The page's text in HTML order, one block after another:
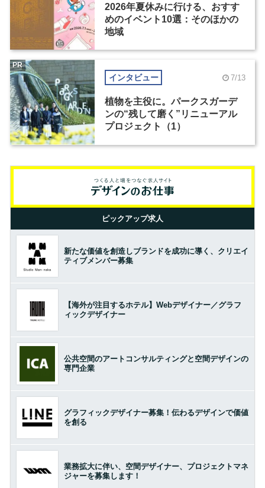
2026年夏休みに行ける、おすす
めのイベント10選：そのほかの
地域
インタビュー 7/13
植物を主役に。パークスガーデ
ンの“残して磨く”リニューアル
プロジェクト（1）
PR
ピックアップ求人
新たな価値を創造しブランドを成功に導く、クリエイ
ティブメンバー募集
【海外が注目するホテル】Webデザイナー／グラフ
ィックデザイナー
公共空間のアートコンサルティングと空間デザインの
専門企業
グラフィックデザイナー募集！伝わるデザインで価値
を創る
業務拡大に伴い、空間デザイナー、プロジェクトマネ
ジャーを募集します！